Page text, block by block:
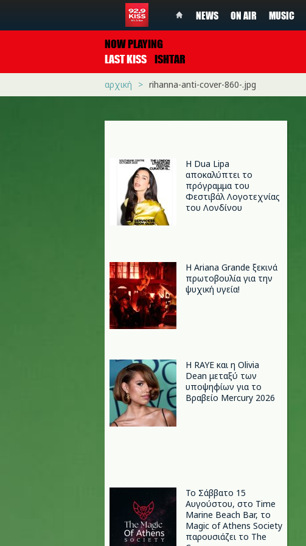
NEWS ON AIR MUSIC
NOW PLAYING
LAST KISS ISHTAR
αρχική rihanna-anti-cover-860-.jpg
Η Dua Lipa
αποκαλύπτει το
πρόγραμμα του
Φεστιβάλ Λογοτεχνίας
του Λονδίνου
Η Ariana Grande ξεκινά
πρωτοβουλία για την
ψυχική υγεία!
Η RAYE και η Olivia
Dean μεταξύ των
υποψηφίων για το
Βραβείο Mercury 2026
Το Σάββατο 15
Αυγούστου, στο Time
Marine Beach Bar, το
Magic of Athens Society
παρουσιάζει το The